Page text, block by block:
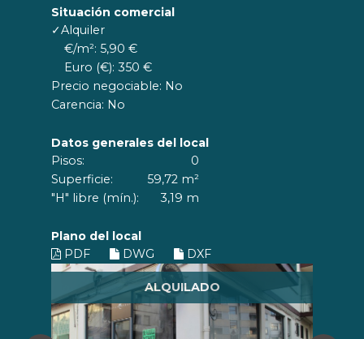
Situación comercial
✓Alquiler
€/m²: 5,90 €
Euro (€): 350 €
Precio negociable: No
Carencia: No
Datos generales del local
Pisos:
0
Superficie:
59,72 m²
"H" libre (mín.):
3,19 m
Plano del local
PDF
DWG DXF
ALQUILADO